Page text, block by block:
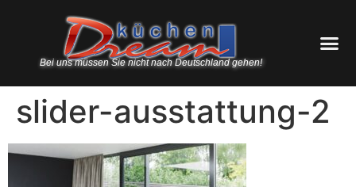
Bei uns müssen Sie nicht nach Deutschland gehen!
slider-ausstattung-2